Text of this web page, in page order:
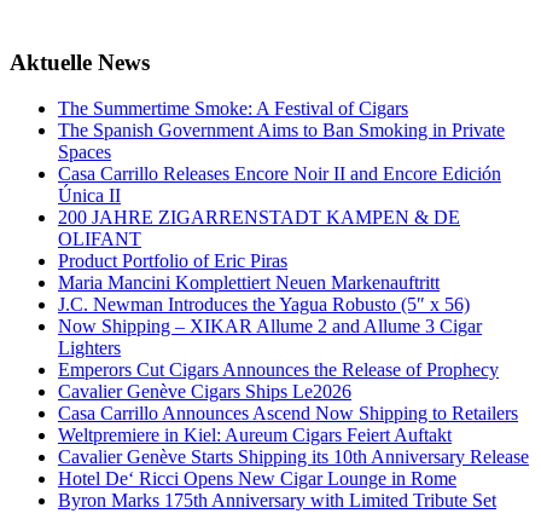
Aktuelle News
The Summertime Smoke: A Festival of Cigars
The Spanish Government Aims to Ban Smoking in Private
Spaces
Casa Carrillo Releases Encore Noir II and Encore Edición
Única II
200 JAHRE ZIGARRENSTADT KAMPEN & DE
OLIFANT
Product Portfolio of Eric Piras
Maria Mancini Komplettiert Neuen Markenauftritt
J.C. Newman Introduces the Yagua Robusto (5″ x 56)
Now Shipping – XIKAR Allume 2 and Allume 3 Cigar
Lighters
Emperors Cut Cigars Announces the Release of Prophecy
Cavalier Genève Cigars Ships Le2026
Casa Carrillo Announces Ascend Now Shipping to Retailers
Weltpremiere in Kiel: Aureum Cigars Feiert Auftakt
Cavalier Genève Starts Shipping its 10th Anniversary Release
Hotel De‘ Ricci Opens New Cigar Lounge in Rome
Byron Marks 175th Anniversary with Limited Tribute Set